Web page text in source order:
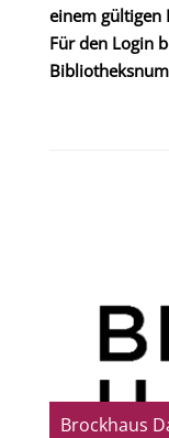
einem gültigen
Für den Login
Brockhaus